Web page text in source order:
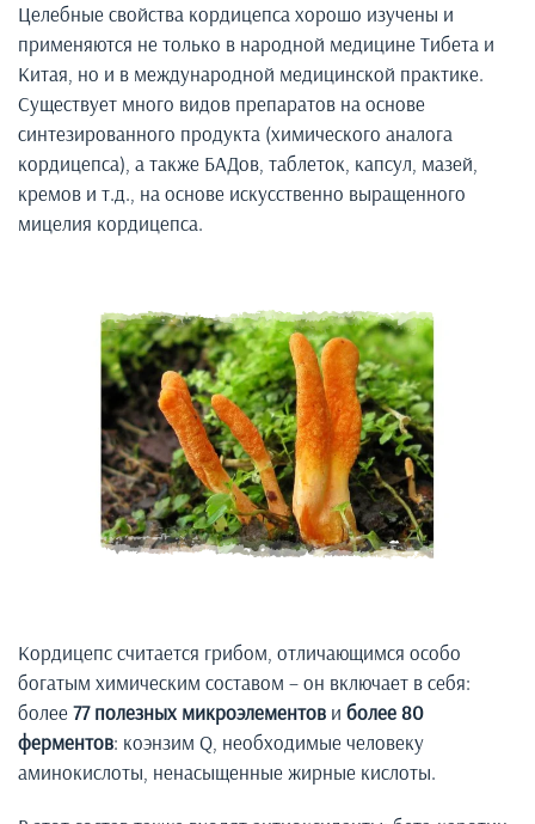
Целебные свойства кордицепса хорошо изучены и
применяются не только в народной медицине Тибета и
Китая, но и в международной медицинской практике.
Существует много видов препаратов на основе
синтезированного продукта (химического аналога
кордицепса), а также БАДов, таблеток, капсул, мазей,
кремов и т.д., на основе искусственно выращенного
мицелия кордицепса.
Кордицепс считается грибом, отличающимся особо
богатым химическим составом – он включает в себя:
более77 полезных микроэлементов и более 80
ферментов: коэнзим Q, необходимые человеку
аминокислоты, ненасыщенные жирные кислоты.